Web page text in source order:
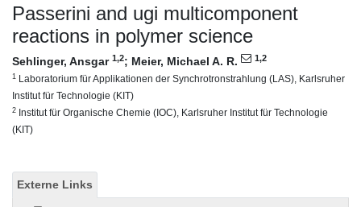
Passerini and ugi multicomponent
reactions in polymer science
Sehlinger, Ansgar 1,2; Meier, Michael A. R. 1,2
1 Laboratorium für Applikationen der Synchrotronstrahlung (LAS), Karlsruher
Institut für Technologie (KIT)
2 Institut für Organische Chemie (IOC), Karlsruher Institut für Technologie
(KIT)
Externe Links